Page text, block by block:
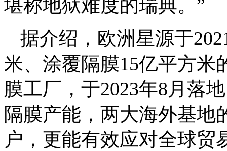
堪称地狱难度的瑞典。”
据介绍，欧洲星源于
米、涂覆隔膜15亿平方米
膜工厂，于2023年8月落
隔膜产能，两大海外基地
户，更能有效应对全球贸